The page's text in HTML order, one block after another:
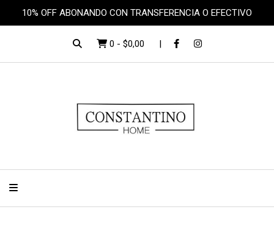
10% OFF ABONANDO CON TRANSFERENCIA O EFECTIVO
0 - $0,00